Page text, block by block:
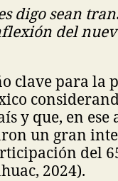
digo sean
del
clave para la
y que, en
un gran
del
2024).